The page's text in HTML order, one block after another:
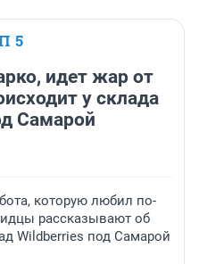
5
идет жар от
у склада
Самарой
которую любил по-
рассказывают об
Wildberries под Самарой